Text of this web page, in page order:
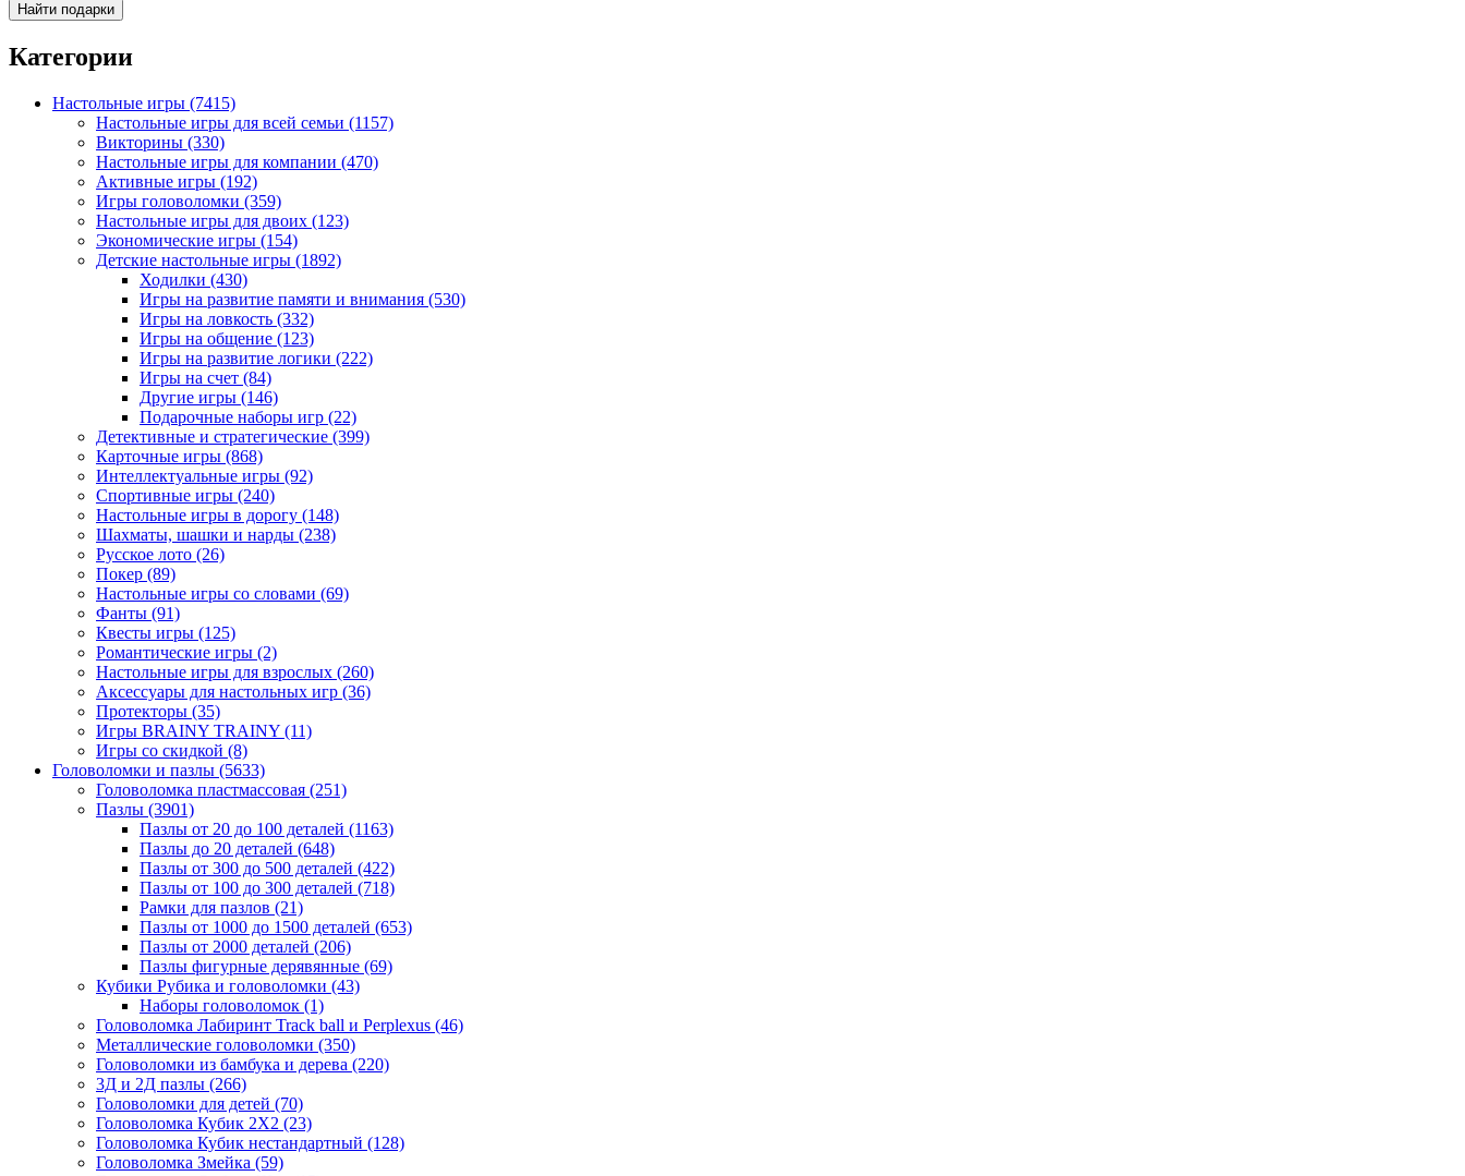
Найти подарки
Категории
Настольные игры (7415)
Настольные игры для всей семьи (1157)
Викторины (330)
Настольные игры для компании (470)
Активные игры (192)
Игры головоломки (359)
Настольные игры для двоих (123)
Экономические игры (154)
Детские настольные игры (1892)
Ходилки (430)
Игры на развитие памяти и внимания (530)
Игры на ловкость (332)
Игры на общение (123)
Игры на развитие логики (222)
Игры на счет (84)
Другие игры (146)
Подарочные наборы игр (22)
Детективные и стратегические (399)
Карточные игры (868)
Интеллектуальные игры (92)
Спортивные игры (240)
Настольные игры в дорогу (148)
Шахматы, шашки и нарды (238)
Русское лото (26)
Покер (89)
Настольные игры со словами (69)
Фанты (91)
Квесты игры (125)
Романтические игры (2)
Настольные игры для взрослых (260)
Аксессуары для настольных игр (36)
Протекторы (35)
Игры BRAINY TRAINY (11)
Игры со скидкой (8)
Головоломки и пазлы (5633)
Головоломка пластмассовая (251)
Пазлы (3901)
Пазлы от 20 до 100 деталей (1163)
Пазлы до 20 деталей (648)
Пазлы от 300 до 500 деталей (422)
Пазлы от 100 до 300 деталей (718)
Рамки для пазлов (21)
Пазлы от 1000 до 1500 деталей (653)
Пазлы от 2000 деталей (206)
Пазлы фигурные дерявянные (69)
Кубики Рубика и головоломки (43)
Наборы головоломок (1)
Головоломка Лабиринт Track ball и Perplexus (46)
Металлические головоломки (350)
Головоломки из бамбука и дерева (220)
3Д и 2Д пазлы (266)
Головоломки для детей (70)
Головоломка Кубик 2Х2 (23)
Головоломка Кубик нестандартный (128)
Головоломка Змейка (59)